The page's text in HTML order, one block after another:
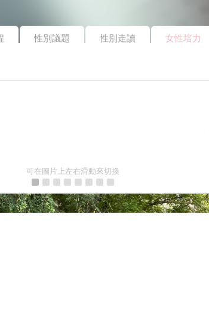
性別議題 性別走讀 女性培力
可在圖片上左右滑動來切換